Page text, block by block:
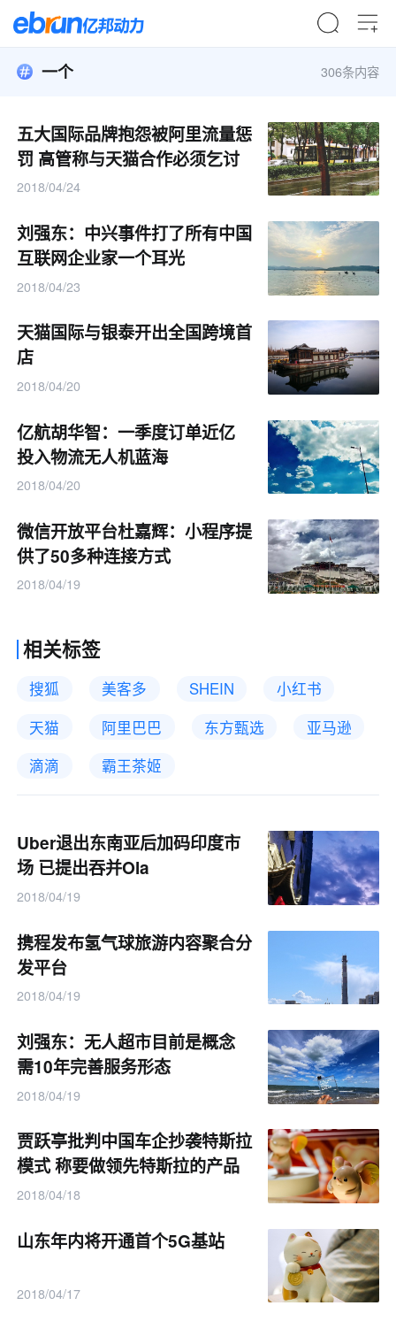
一个 306条内容
五大国际品牌抱怨被阿里流量惩
罚 高管称与天猫合作必须乞讨
2018/04/24
刘强东：中兴事件打了所有中国
互联网企业家一个耳光
2018/04/23
天猫国际与银泰开出全国跨境首
店
2018/04/20
亿航胡华智：一季度订单近亿
投入物流无人机蓝海
2018/04/20
微信开放平台杜嘉辉：小程序提
供了50多种连接方式
2018/04/19
相关标签
搜狐 美客多 SHEIN
小红书
天猫
阿里巴巴 东方甄选
亚马逊
滴滴
霸王茶姬
Uber退出东南亚后加码印度市
场 已提出吞并Ola
2018/04/19
携程发布氢气球旅游内容聚合分
发平台
2018/04/19
刘强东：无人超市目前是概念
需10年完善服务形态
2018/04/19
贾跃亭批判中国车企抄袭特斯拉
模式 称要做领先特斯拉的产品
2018/04/18
山东年内将开通首个5G基站
2018/04/17